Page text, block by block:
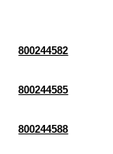
800244582
800244585
800244588